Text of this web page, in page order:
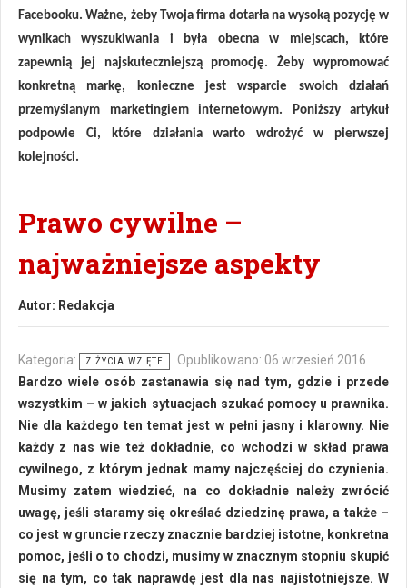
Facebooku. Ważne, żeby Twoja firma dotarła na wysoką pozycję w
wynikach wyszukiwania i była obecna w miejscach, które
zapewnią jej najskuteczniejszą promocję. Żeby wypromować
konkretną markę, konieczne jest wsparcie swoich działań
przemyślanym marketingiem internetowym. Poniższy artykuł
podpowie Ci, które działania warto wdrożyć w pierwszej
kolejności.
Prawo cywilne –
najważniejsze aspekty
Autor: Redakcja
Kategoria: Z ŻYCIA WZIĘTE
Opublikowano: 06 wrzesień 2016
Bardzo wiele osób zastanawia się nad tym, gdzie i przede
wszystkim – w jakich sytuacjach szukać pomocy u prawnika.
Nie dla każdego ten temat jest w pełni jasny i klarowny. Nie
każdy z nas wie też dokładnie, co wchodzi w skład prawa
cywilnego, z którym jednak mamy najczęściej do czynienia.
Musimy zatem wiedzieć, na co dokładnie należy zwrócić
uwagę, jeśli staramy się określać dziedzinę prawa, a także –
co jest w gruncie rzeczy znacznie bardziej istotne, konkretna
pomoc, jeśli o to chodzi, musimy w znacznym stopniu skupić
się na tym, co tak naprawdę jest dla nas najistotniejsze. W